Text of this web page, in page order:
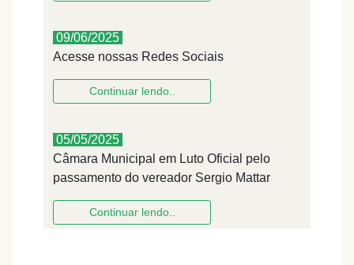
09/06/2025
Acesse nossas Redes Sociais
Continuar lendo..
05/05/2025
Câmara Municipal em Luto Oficial pelo
passamento do vereador Sergio Mattar
Continuar lendo..